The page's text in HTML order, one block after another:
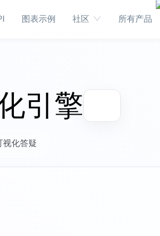
图表示例 社区 所有产品
引擎
视化答疑